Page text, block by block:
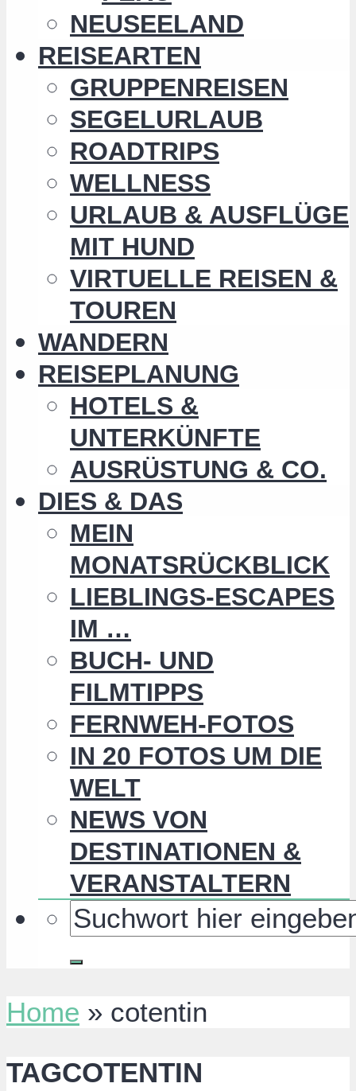
NEUSEELAND
REISEARTEN
GRUPPENREISEN
SEGELURLAUB
ROADTRIPS
WELLNESS
URLAUB & AUSFLÜGE
MIT HUND
VIRTUELLE REISEN &
TOUREN
WANDERN
REISEPLANUNG
HOTELS &
UNTERKÜNFTE
AUSRÜSTUNG & CO.
DIES & DAS
MEIN
MONATSRÜCKBLICK
LIEBLINGS-ESCAPES
IM …
BUCH- UND
FILMTIPPS
FERNWEH-FOTOS
IN 20 FOTOS UM DIE
WELT
NEWS VON
DESTINATIONEN &
VERANSTALTERN
Home » cotentin
TAGCOTENTIN